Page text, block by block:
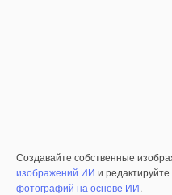
Создавайте собственные
изображений ИИ и
фотографий на основе ИИ.